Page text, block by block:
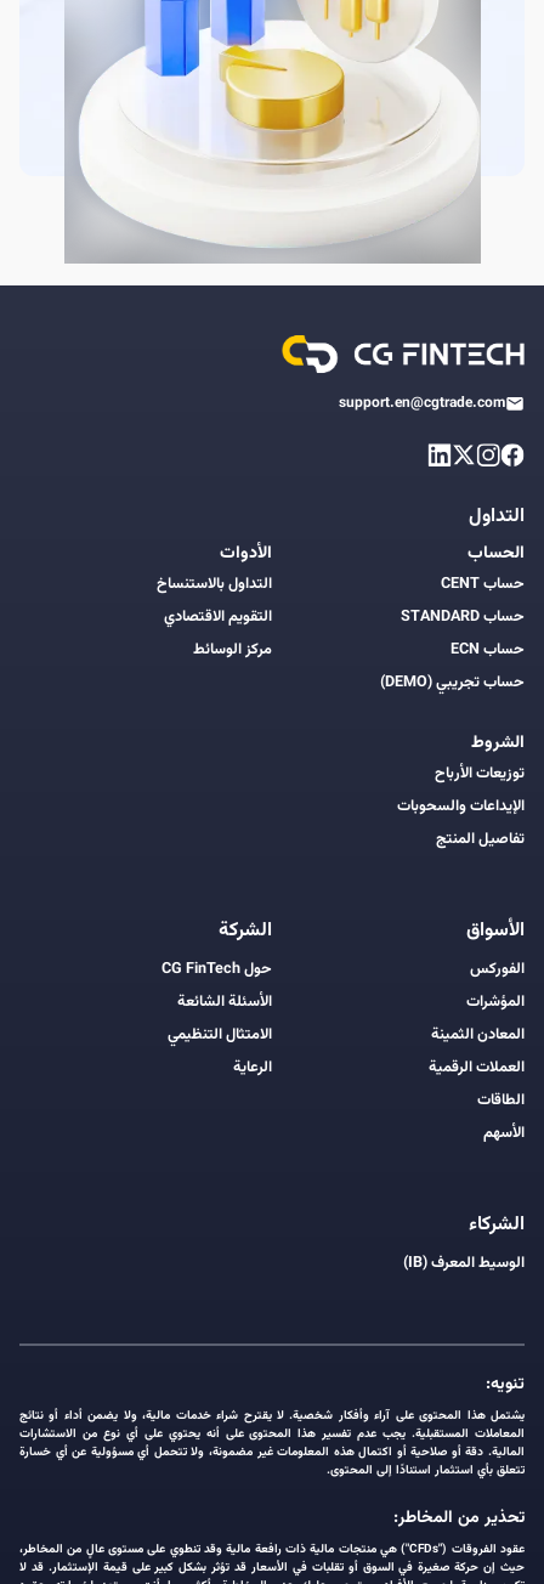
support.en@cgtrade.com
التداول
الحساب
حساب CENT
حساب STANDARD
حساب ECN
حساب تجريبي (DEMO)
الشروط
توزيعات الأرباح
الإيداعات والسحوبات
تفاصيل المنتج
الأدوات
التداول بالاستنساخ
التقويم الاقتصادي
مركز الوسائط
الأسواق
الفوركس
المؤشرات
المعادن الثمينة
العملات الرقمية
الطاقات
الأسهم
الشركة
حول CG FinTech
الأسئلة الشائعة
الامتثال التنظيمي
الرعاية
الشركاء
الوسيط المعرف (IB)
تنويه:
يشتمل هذا المحتوى على آراء وأفكار شخصية. لا يقترح شراء خدمات مالية، ولا يضمن أداء أو نتائج
المعاملات المستقبلية. يجب عدم تفسير هذا المحتوى على أنه يحتوي على أي نوع من الاستشارات
المالية. دقة أو صلاحية أو اكتمال هذه المعلومات غير مضمونة، ولا تتحمل أي مسؤولية عن أي خسارة
تتعلق بأي استثمار استنادًا إلى المحتوى.
تحذير من المخاطر:
عقود الفروقات ("CFDs") هي منتجات مالية ذات رافعة مالية وقد تنطوي على مستوى عالٍ من المخاطر،
حيث إن حركة صغيرة في السوق أو تقلبات في الأسعار قد تؤثر بشكل كبير على قيمة الإستثمار. قد لا